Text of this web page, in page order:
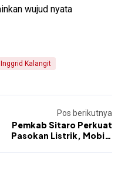
wujud nyata
Kalangit
Pos berikutnya
Pemkab Sitaro Perkuat
Pasokan Listrik, Mobile
Pulau Siau